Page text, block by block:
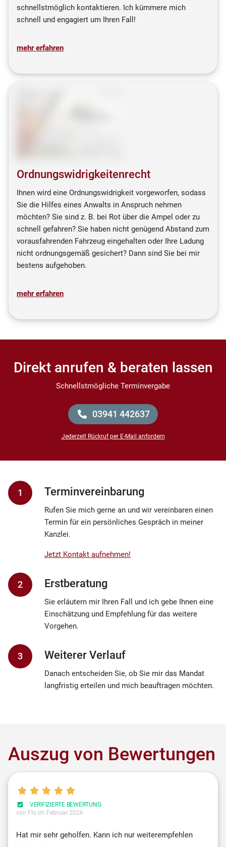
schnellstmöglich kontaktieren. Ich kümmere mich
schnell und engagiert um Ihren Fall!
mehr erfahren
Ordnungswidrigkeitenrecht
Ihnen wird eine Ordnungswidrigkeit vorgeworfen, sodass
Sie die Hilfes eines Anwalts in Anspruch nehmen
möchten? Sie sind z. B. bei Rot über die Ampel oder zu
schnell gefahren? Sie haben nicht genügend Abstand zum
vorausfahrenden Fahrzeug eingehalten oder Ihre Ladung
nicht ordnungsgemäß gesichert? Dann sind Sie bei mir
bestens aufgehoben.
mehr erfahren
Direkt anrufen & beraten lassen
Schnellstmögliche Terminvergabe
03941 442637
Jederzeit Rückruf per E-Mail anfordern
1 Terminvereinbarung
Rufen Sie mich gerne an und wir vereinbaren einen
Termin für ein persönliches Gespräch in meiner
Kanzlei.
Jetzt Kontakt aufnehmen!
2 Erstberatung
Sie erläutern mir Ihren Fall und ich gebe Ihnen eine
Einschätzung und Empfehlung für das weitere
Vorgehen.
3 Weiterer Verlauf
Danach entscheiden Sie, ob Sie mir das Mandat
langfristig erteilen und mich beauftragen möchten.
Auszug von Bewertungen
VERIFIZIERTE BEWERTUNG
von Flo im Februar 2026
Hat mir sehr geholfen. Kann ich nur weiterempfehlen